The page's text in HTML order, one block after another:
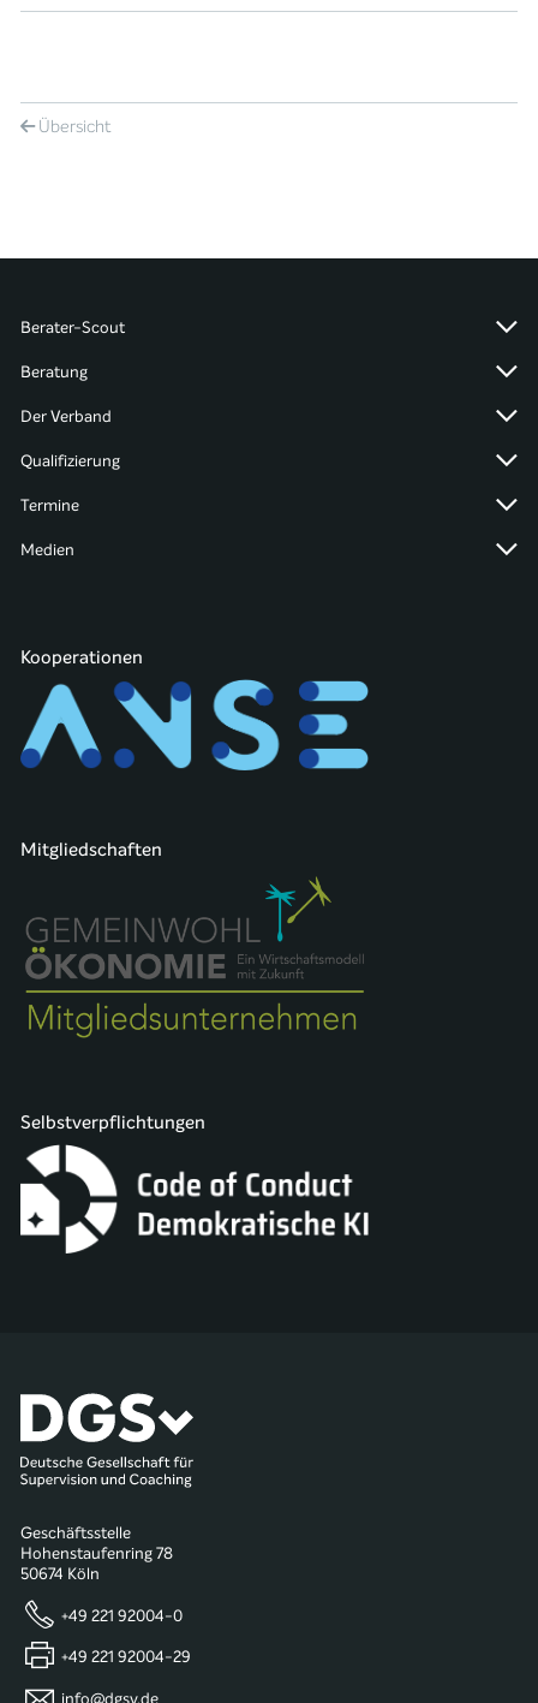
Übersicht
Berater-Scout
Beratung
Der Verband
Qualifizierung
Termine
Medien
Kooperationen
Mitgliedschaften
Selbstverpflichtungen
Geschäftsstelle
Hohenstaufenring 78
50674 Köln
+49 221 92004-0
+49 221 92004-29